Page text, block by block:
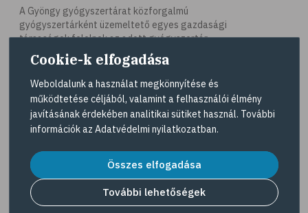
# jóga
# nordic walking
# testmozgás
# kocogás
# túrázás
# stresszcsökkentés
# gyaloglás
# ízületi gyulladás
A Gyöngy gyógyszertárat közforgalmú
gyógyszertárként üzemeltető egyes gazdasági
társaságok felelnek az adott gyógyszertár
működésért. A Gyöngy gyógyszertárak listáját és
elérhetőségeit a Gyógyszertár kereső
tekintheti meg.
Navigáció
Dermokozmetikumok
Gyöngy Patika Magazin
Cookie-k elfogadása
Weboldalunk a használat megkönnyítése és
működtetése céljából, valamint a felhasználói élmény
javításának érdekében analitikai sütiket használ. További
információk az Adatvédelmi nyilatkozatban.
Összes elfogadása
További lehetőségek